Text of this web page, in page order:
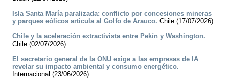
Isla Santa María paralizada: conflicto por concesiones mineras
y parques eólicos articula al Golfo de Arauco. Chile (17/07/2026)
Chile y la aceleración extractivista entre Pekín y Washington.
Chile (02/07/2026)
El secretario general de la ONU exige a las empresas de IA
revelar su impacto ambiental y consumo energético.
Internacional (23/06/2026)